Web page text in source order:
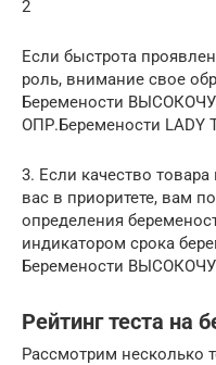
2
Если быстрота
роль, внимание свое
Беремености
ОПР.Беремености LADY
3. Если качество
вас в приоритете, вам
определения
индикатором срока
Беремености
Рейтинг теста на
Рассмотрим несколько